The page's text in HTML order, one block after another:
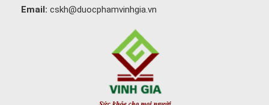
Email: cskh@duocphamvinhgia.vn